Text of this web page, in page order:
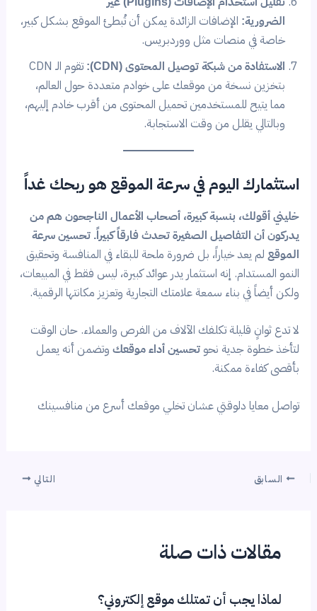
الضرورية: الإضافات الزائدة يمكن أن تُبطئ الموقع بشكل كبير،
خاصة في منصات مثل ووردبريس.
الاستفادة من شبكة توصيل المحتوى (CDN):
تقوم الـ CDN
بتخزين نسخة من موقعك على خوادم متعددة حول العالم،
مما يتيح للمستخدمين تحميل المحتوى من أقرب خادم إليهم،
وبالتالي يقلل من وقت الاستجابة.
استثمارك اليوم في سرعة الموقع هو ربحك غداً
خليني أقولك، بنسبة كبيرة، أصحاب الأعمال الناجحون هم من
يدركون أن التفاصيل الصغيرة تحدث فارقاً كبيراً. تحسين سرعة
الموقع لم يعد خياراً، بل ضرورة ملحة للبقاء في المنافسة وتحقيق
النمو المستدام. إنه استثمار يدر عوائد كبيرة، ليس فقط في المبيعات،
ولكن أيضاً في بناء سمعة علامتك التجارية وتعزيز مكانتها الرقمية.
لا تدع ثوانٍ قليلة تكلفك الآلاف من الفرص والعملاء. حان الوقت
لتأخذ خطوة جدية نحوتحسين أداء موقعك وتضمن أنه يعمل
بأقصى كفاءة ممكنة.
تواصل معايا دلوقتي عشان تخلي موقعك أسرع من منافسينك
السابق التالي
مقالات ذات صلة
لماذا يجب أن تمتلك موقع إلكتروني؟